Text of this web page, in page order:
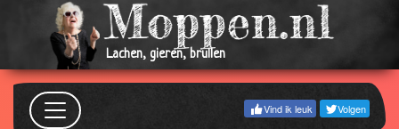
Lachen, gieren, brullen
Vind ik leuk Volgen